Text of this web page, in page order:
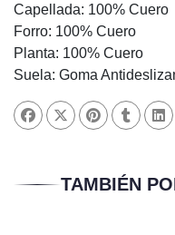
Capellada: 100% Cuero
Forro: 100% Cuero
Planta: 100% Cuero
Suela: Goma
TAMBIÉN